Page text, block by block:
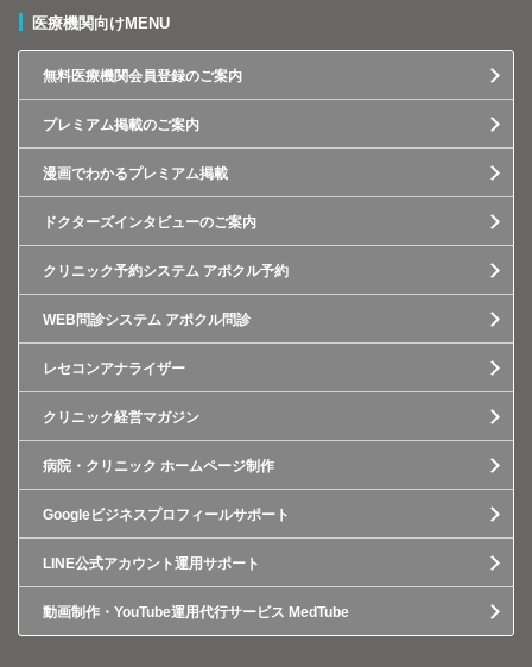
医療機関向けMENU
無料医療機関会員登録のご案内
プレミアム掲載のご案内
漫画でわかるプレミアム掲載
ドクターズインタビューのご案内
クリニック予約システム アポクル予約
WEB問診システム アポクル問診
レセコンアナライザー
クリニック経営マガジン
病院・クリニック ホームページ制作
Googleビジネスプロフィールサポート
LINE公式アカウント運用サポート
動画制作・YouTube運用代行サービス MedTube